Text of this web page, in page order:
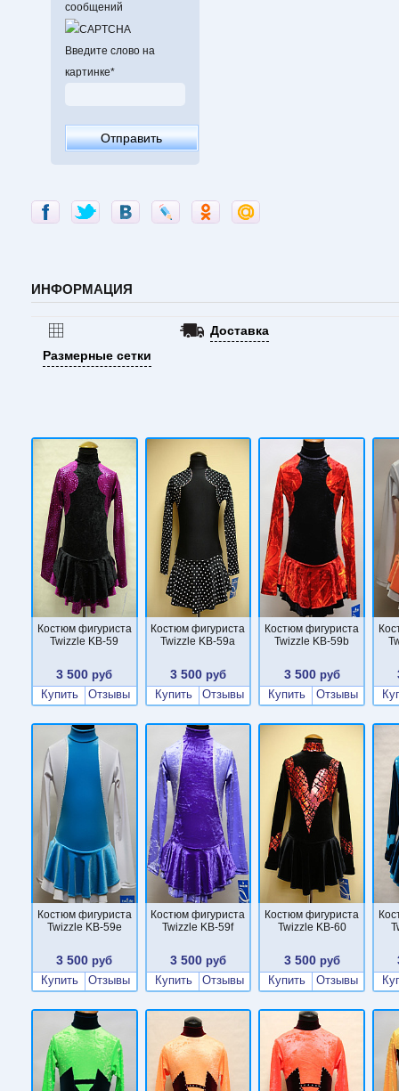
сообщений
Введите слово на
картинке*
ИНФОРМАЦИЯ
Размерные сетки
Доставка
Костюм фигуриста
Twizzle KB-59
3 500 руб
Купить
Отзывы
Костюм фигуриста
Twizzle KB-59a
3 500 руб
Купить
Отзывы
Костюм фигуриста
Twizzle KB-59b
3 500руб
Купить
Отзывы
Костюм фигуриста
Twizzle KB-59e
3 500 руб
Купить
Отзывы
Костюм фигуриста
Twizzle KB-59f
3 500 руб
Купить
Отзывы
Костюм фигуриста
Twizzle KB-60
3 500руб
Купить
Отзывы